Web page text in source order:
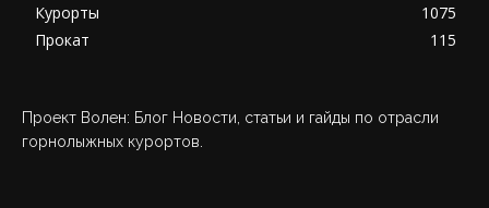
Курорты
1075
Прокат
115
Проект Волен: Блог Новости, статьи и гайды по отрасли
горнолыжных курортов.